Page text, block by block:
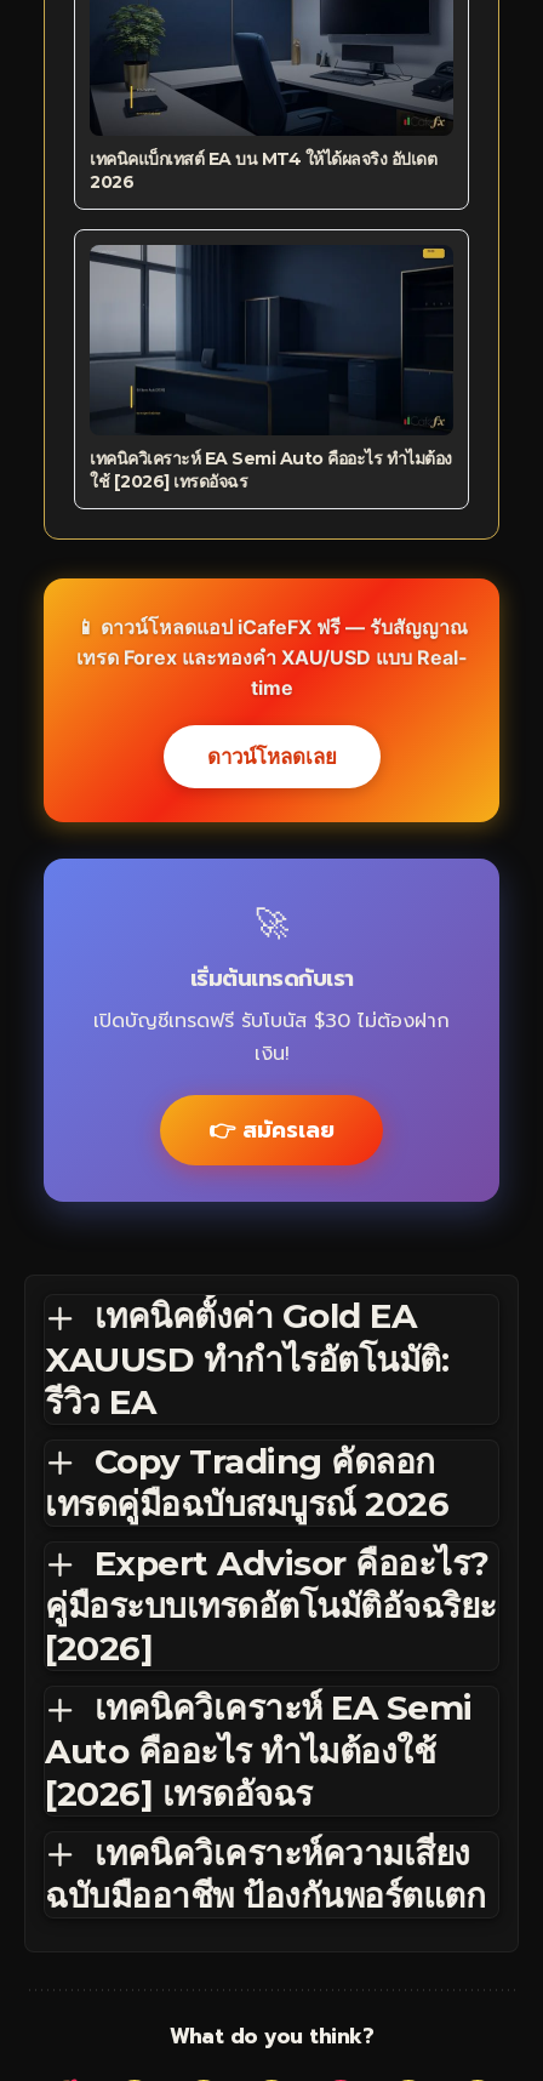
เทคนิคแบ็กเทสต์ EA บน MT4 ให้ได้ผลจริง อัปเดต
2026
เทคนิควิเคราะห์ EA Semi Auto คืออะไร ทำไมต้อง
ใช้ [2026] เทรดอัจฉร
📱 ดาวน์โหลดแอป iCafeFXฟรี — รับสัญญาณ
เทรด Forex และทองคำ XAU/USD แบบ Real-
time
ดาวน์โหลดเลย
🚀
เริ่มต้นเทรดกับเรา
เปิดบัญชีเทรดฟรี รับโบนัส $30 ไม่ต้องฝาก
เงิน!
👉 สมัครเลย
เทคนิคตั้งค่า Gold EA
XAUUSD ทำกำไรอัตโนมัติ:
รีวิว EA
Copy Trading คัดลอก
เทรดคู่มือฉบับสมบูรณ์ 2026
Expert Advisor คืออะไร?
คู่มือระบบเทรดอัตโนมัติอัจฉริยะ
[2026]
เทคนิควิเคราะห์ EA Semi
Auto คืออะไร ทำไมต้องใช้
[2026] เทรดอัจฉร
เทคนิควิเคราะห์ความเสี่ยง
ฉบับมืออาชีพ ป้องกันพอร์ตแตก
What do you think?